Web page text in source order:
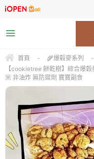
首頁 - 🌾爆榖麥系列
-
【cookietree 餅乾樹】綜合爆
米 非油炸 無防腐劑 寶寶副食